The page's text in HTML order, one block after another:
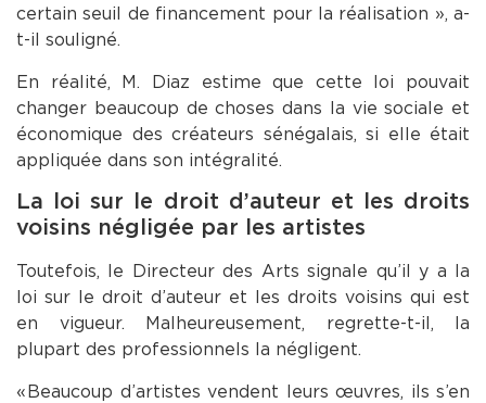
certain seuil de financement pour la réalisation », a-
t-il souligné.
En réalité, M. Diaz estime que cette loi pouvait
changer beaucoup de choses dans la vie sociale et
économique des créateurs sénégalais, si elle était
appliquée dans son intégralité.
La loi sur le droit d’auteur et les droits
voisins négligée par les artistes
Toutefois, le Directeur des Arts signale qu’il y a la
loi sur le droit d’auteur et les droits voisins qui est
en vigueur. Malheureusement, regrette-t-il, la
plupart des professionnels la négligent.
« Beaucoup d’artistes vendent leurs œuvres, ils s’en